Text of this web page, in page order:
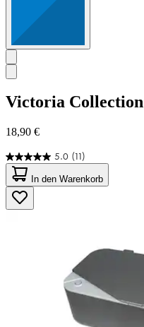
Victoria Collection
18,90 €
5.0 (11)
5.0
von
5
Sternen.
11
In den Warenkorb